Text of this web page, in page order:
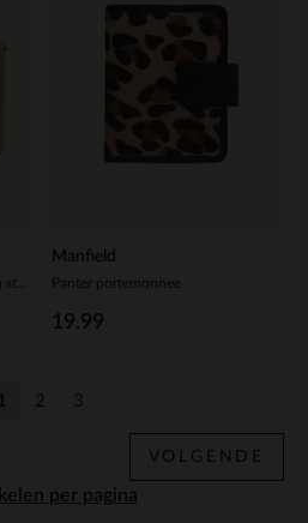
Manfield
Panter portemonnee
19.99
per pagina
2 3
VOLGENDE